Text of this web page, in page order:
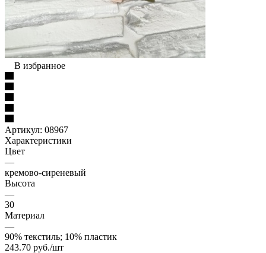
В избранное
Артикул: 08967
Характеристики
Цвет
—
кремово-сиреневый
Высота
—
30
Материал
—
90% текстиль; 10% пластик
243.70 руб./шт